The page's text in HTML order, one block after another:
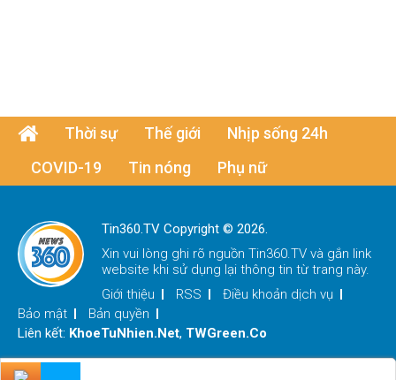
Thời sự Thế giới
Nhịp sống 24h
COVID-19
Tin nóng Phụ nữ
Tin360.TV Copyright © 2026.
Xin vui lòng ghi rõ nguồn Tin360.TV và gắn link
website khi sử dụng lại thông tin từ trang này.
Giới thiệu
RSS
Điều khoản dịch vụ
Bảo mật
Bản quyền
Liên kết: KhoeTuNhien.Net, TWGreen.Co
x